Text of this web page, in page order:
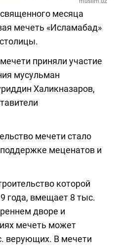
месяца
мечеть «Исламабад»
приняли участие
мусульман
Халикназаров,
мечети стало
меценатов и
которой
года, вмещает 8 тыс.
дворе и
мечеть может
верующих. В мечети